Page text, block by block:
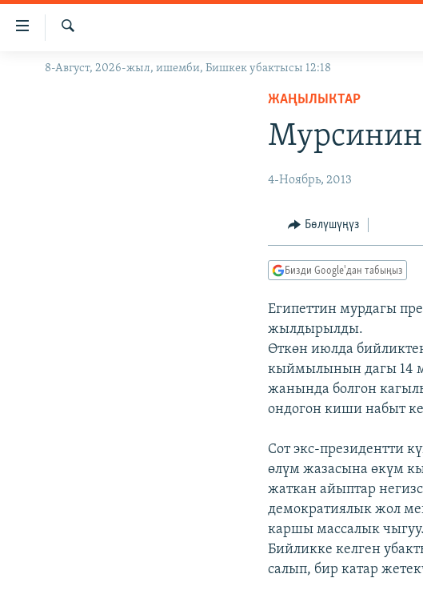
Линктер
Мазмунга
Навигацияга
ЖАҢЫЛЫКТАР
Издөө
8-Август, 2026-жыл, ишемби, Бишкек убактысы 12:18
ЖАҢЫЛЫКТАР
Мурсинин
4-Ноябрь, 2013
Бөлүшүңүз
Бизди Google'дан табыңыз
Египеттин мурдагы
жылдырылды.
Өткөн июлда
кыймылынын дагы 14
жанында болгон
ондогон киши набыт
Сот экс-президентти
өлүм жазасына өкүм
жаткан айыптар
демократиялык жол
каршы массалык
Бийликке келген
салып, бир катар